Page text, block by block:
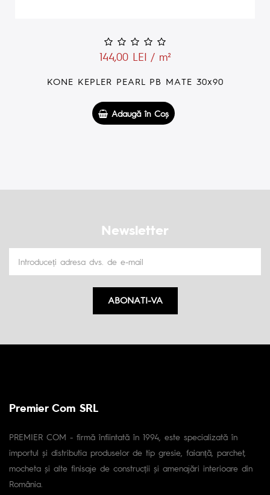
144,00 LEI / m²
KONE KEPLER SAND PB MATE 30x90
Adaugă în Coş
Newsletter
ABONATI-VA
Premier Com SRL
PREMIER COM - firmă înfiintată în 1994, este specializată în
importul și distributia produselor de tip gresie, faianță, parchet,
mocheta și alte finisaje de construcții și amenajări interioare din
România.